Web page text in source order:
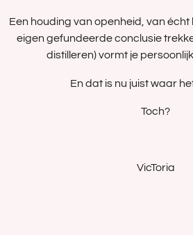
Een houding van openheid, van
eigen gefundeerde conclusie
distilleren) vormt je
En dat is nu juist waar
Toch?
VicToria